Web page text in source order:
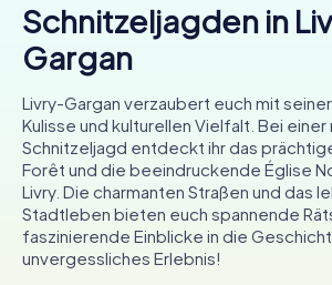
Städte
Touren
Teamevent
Tickets
INT AT CH
ES
Schnitzeljagden in
Gargan
Livry-Gargan verzaubert euch mit
Kulisse und kulturellen Vielfalt. Bei einer
Schnitzeljagd entdeckt ihr das
Forêt und die beeindruckende Église
Livry. Die charmanten Straßen und das
Stadtleben bieten euch spannende
faszinierende Einblicke in die
unvergessliches Erlebnis!